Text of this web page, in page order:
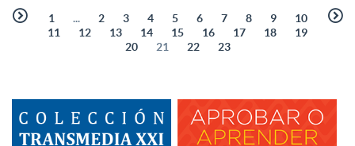
1 ... 2 3 4 5 6 7 8 9
10
11
12 13 14 15 16 17 18
19
20
21 22 23